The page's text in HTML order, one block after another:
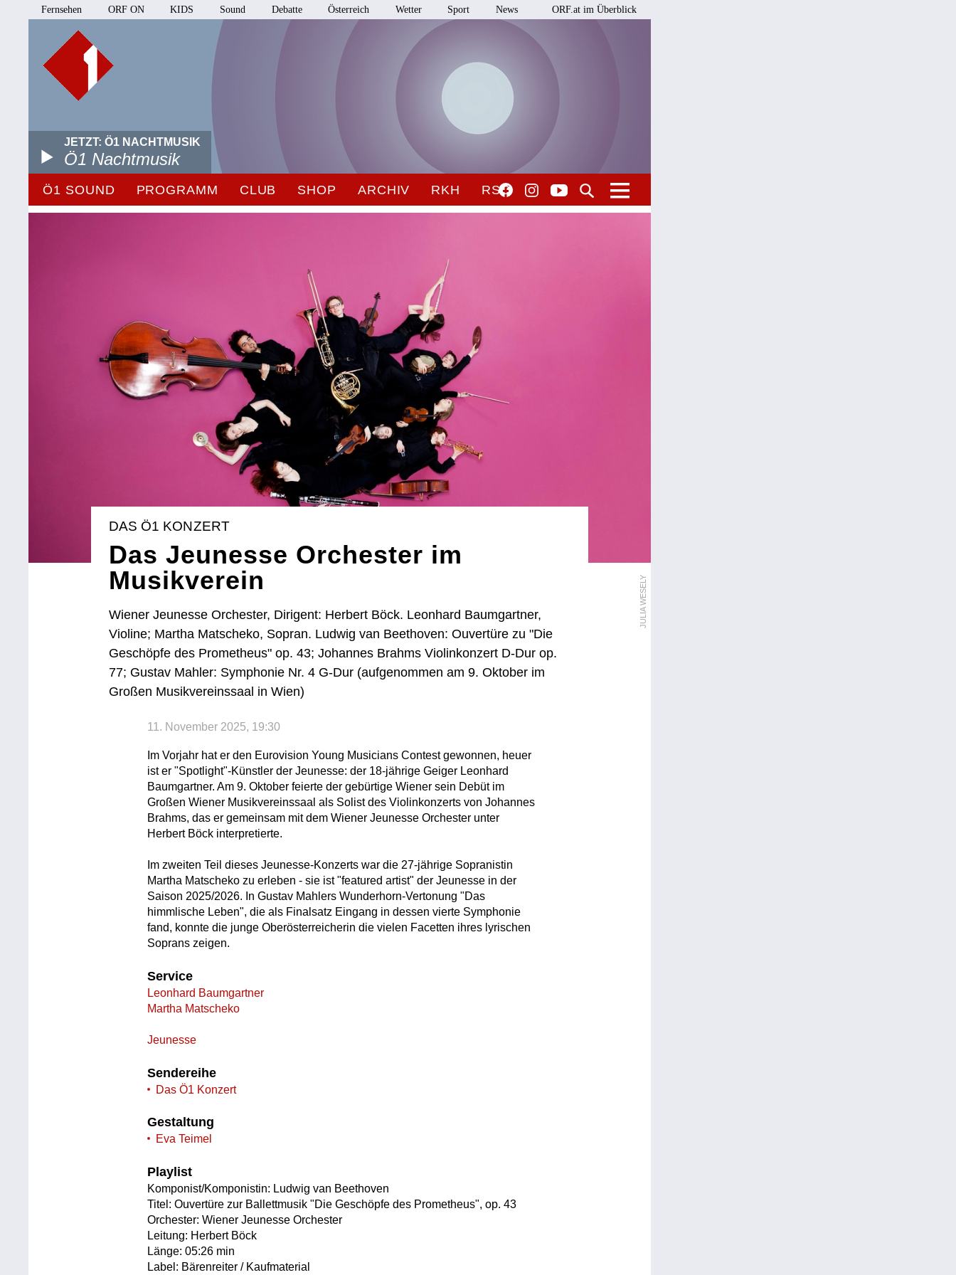
Fernsehen ORF ON KIDS Sound Debatte Österreich Wetter Sport News ORF.at im Überblick
JETZT: Ö1 NACHTMUSIK
Ö1 Nachtmusik
Ö1 SOUND PROGRAMM CLUB SHOP ARCHIV RKH RSO
JULIA WESELY
DAS Ö1 KONZERT
Das Jeunesse Orchester im
Musikverein
Wiener Jeunesse Orchester, Dirigent: Herbert Böck. Leonhard Baumgartner,
Violine; Martha Matscheko, Sopran. Ludwig van Beethoven: Ouvertüre zu "Die
Geschöpfe des Prometheus" op. 43; Johannes Brahms Violinkonzert D-Dur op.
77; Gustav Mahler: Symphonie Nr. 4 G-Dur (aufgenommen am 9. Oktober im
Großen Musikvereinssaal in Wien)
11. November 2025, 19:30
Im Vorjahr hat er den Eurovision Young Musicians Contest gewonnen, heuer
ist er "Spotlight"-Künstler der Jeunesse: der 18-jährige Geiger Leonhard
Baumgartner. Am 9. Oktober feierte der gebürtige Wiener sein Debüt im
Großen Wiener Musikvereinssaal als Solist des Violinkonzerts von Johannes
Brahms, das er gemeinsam mit dem Wiener Jeunesse Orchester unter
Herbert Böck interpretierte.
Im zweiten Teil dieses Jeunesse-Konzerts war die 27-jährige Sopranistin
Martha Matscheko zu erleben - sie ist "featured artist" der Jeunesse in der
Saison 2025/2026. In Gustav Mahlers Wunderhorn-Vertonung "Das
himmlische Leben", die als Finalsatz Eingang in dessen vierte Symphonie
fand, konnte die junge Oberösterreicherin die vielen Facetten ihres lyrischen
Soprans zeigen.
Service
Leonhard Baumgartner
Martha Matscheko
Jeunesse
Sendereihe
Das Ö1 Konzert
Gestaltung
Eva Teimel
Playlist
Komponist/Komponistin: Ludwig van Beethoven
Titel: Ouvertüre zur Ballettmusik "Die Geschöpfe des Prometheus", op. 43
Orchester: Wiener Jeunesse Orchester
Leitung: Herbert Böck
Länge: 05:26 min
Label: Bärenreiter / Kaufmaterial